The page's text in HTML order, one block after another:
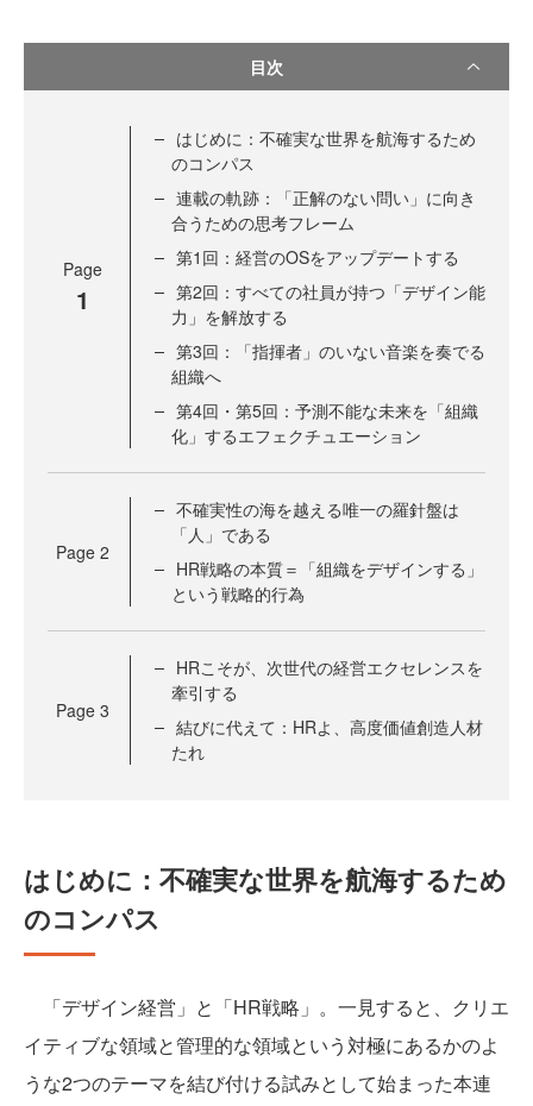
目次
Page
1
はじめに：不確実な世界を航海するため
のコンパス
連載の軌跡：「正解のない問い」に向き
合うための思考フレーム
第1回：経営のOSをアップデートする
第2回：すべての社員が持つ「デザイン能
力」を解放する
第3回：「指揮者」のいない音楽を奏でる
組織へ
第4回・第5回：予測不能な未来を「組織
化」するエフェクチュエーション
Page 2
不確実性の海を越える唯一の羅針盤は
「人」である
HR戦略の本質＝「組織をデザインする」
という戦略的行為
Page 3
HRこそが、次世代の経営エクセレンスを
牽引する
結びに代えて：HRよ、高度価値創造人材
たれ
はじめに：不確実な世界を航海するため
のコンパス
「デザイン経営」と「HR戦略」。一見すると、クリエ
イティブな領域と管理的な領域という対極にあるかのよ
うな2つのテーマを結び付ける試みとして始まった本連